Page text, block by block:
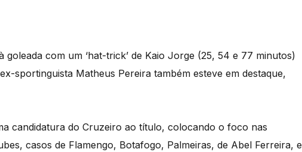
com um ‘hat-trick’ de Kaio Jorge (25, 54 e 77 minutos)
sportinguista Matheus Pereira também esteve em destaque,
candidatura do Cruzeiro ao título, colocando o foco nas
casos de Flamengo, Botafogo, Palmeiras, de Abel Ferreira, e